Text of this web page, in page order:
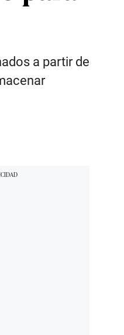
a partir de